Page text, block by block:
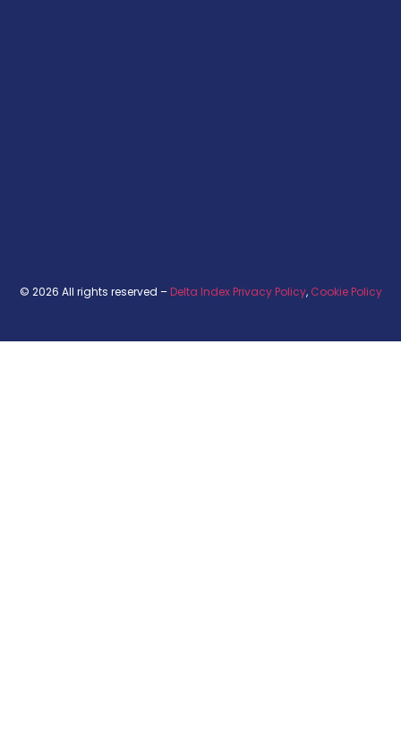
© 2026 All rights reserved –Delta Index Privacy Policy, Cookie Policy